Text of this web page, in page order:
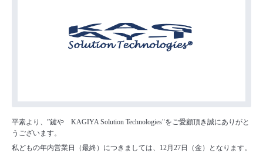
平素より、”鍵や KAGIYA Solution Technologies"をご愛顧頂き誠にありがと
うございます。
私どもの年内営業日（最終）につきましては、12月27日（金）となります。